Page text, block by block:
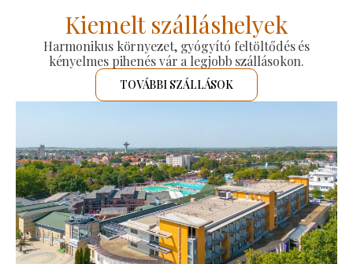
Kiemelt szálláshelyek
Harmonikus környezet, gyógyító feltöltődés és
kényelmes pihenés vár a legjobb szállásokon.
TOVÁBBI SZÁLLÁSOK